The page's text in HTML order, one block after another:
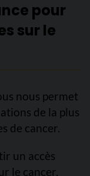
pour
sur le
nous permet
de la plus
de cancer.
un accès
le cancer,